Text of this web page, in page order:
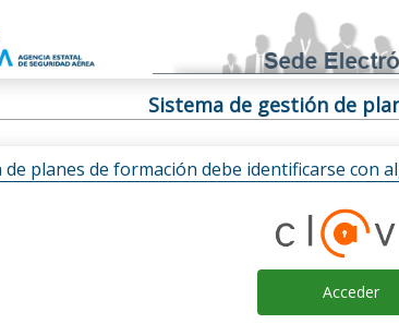
Sistema de gestión de
de planes de formación debe identificarse con
Acceder